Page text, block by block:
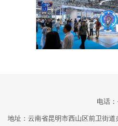
电话
地址：云南省昆明市西山区前卫街